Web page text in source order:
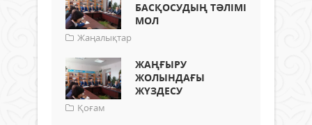
БАСҚОСУДЫҢ ТӘЛІМІ
МОЛ
Жаңалықтар
ЖАҢҒЫРУ
ЖОЛЫНДАҒЫ
ЖҮЗДЕСУ
Қоғам